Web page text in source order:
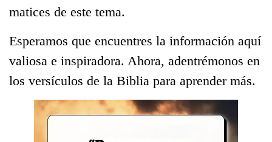
matices de este tema.
Esperamos que encuentres la información aquí
valiosa e inspiradora. Ahora, adentrémonos en
los versículos de la Biblia para aprender más.